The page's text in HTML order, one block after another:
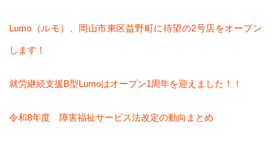
Lumo（ルモ）、岡山市東区益野町に待望の2号店をオープン
します！
就労継続支援B型Lumoはオープン1周年を迎えました！！
令和8年度 障害福祉サービス法改定の動向まとめ